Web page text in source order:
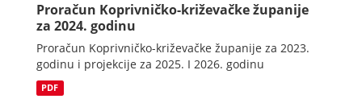
Proračun Koprivničko-križevačke županije
za 2024. godinu
Proračun Koprivničko-križevačke županije za 2023.
godinu i projekcije za 2025. I 2026. godinu
PDF